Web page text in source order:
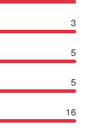
3
5
5
16